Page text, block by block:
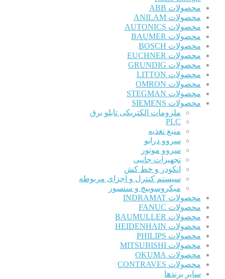
محصولات ABB
محصولات ANILAM
محصولات AUTONICS
محصولات BAUMER
محصولات BOSCH
محصولات EUCHNER
محصولات GRUNDIG
محصولات LITTON
محصولات OMRON
محصولات STEGMAN
محصولات SIEMENS
ملزومات الکتریکی تابلو برق
PLC
منبع تغذیه
سروو درایو
سروو موتور
تجهیزات جانبی
انکودر و خط کش
سیستم کنترل و اجزای مربوطه
میکروسوییچ و سنسور
محصولات INDRAMAT
محصولات FANUC
محصولات BAUMULLER
محصولات HEIDENHAIN
محصولات PHILIPS
محصولات MITSUBISHI
محصولات OKUMA
محصولات CONTRAVES
سایر برندها